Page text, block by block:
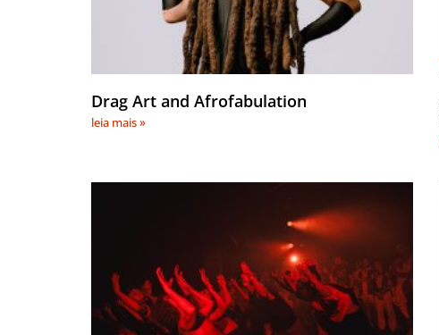
Drag Art and Afrofabulation
leia mais »